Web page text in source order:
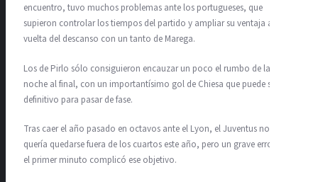
encuentro, tuvo muchos problemas ante los portugueses, que
supieron controlar los tiempos del partido y ampliar su ventaja a la
vuelta del descanso con un tanto de Marega.
Los de Pirlo sólo consiguieron encauzar un poco el rumbo de la
noche al final, con un importantísimo gol de Chiesa que puede ser
definitivo para pasar de fase.
Tras caer el año pasado en octavos ante el Lyon, el Juventus no
quería quedarse fuera de los cuartos este año, pero un grave error en
el primer minuto complicó ese objetivo.